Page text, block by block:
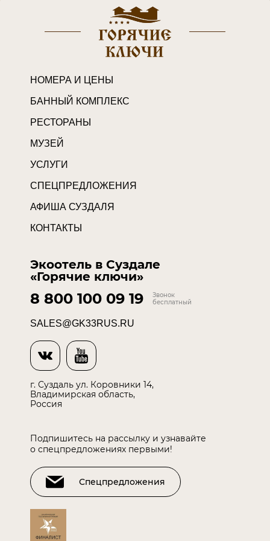
НОМЕРА И ЦЕНЫ
БАННЫЙ КОМПЛЕКС
РЕСТОРАНЫ
МУЗЕЙ
УСЛУГИ
СПЕЦПРЕДЛОЖЕНИЯ
АФИША СУЗДАЛЯ
КОНТАКТЫ
Экоотель в Суздале
«Горячие ключи»
8 800 100 09 19
Звонок
бесплатный
SALES@GK33RUS.RU
г. Суздаль ул. Коровники 14,
Владимирская область,
Россия
Подпишитесь на рассылку и узнавайте
о спецпредложениях первыми!
Спецпредложения